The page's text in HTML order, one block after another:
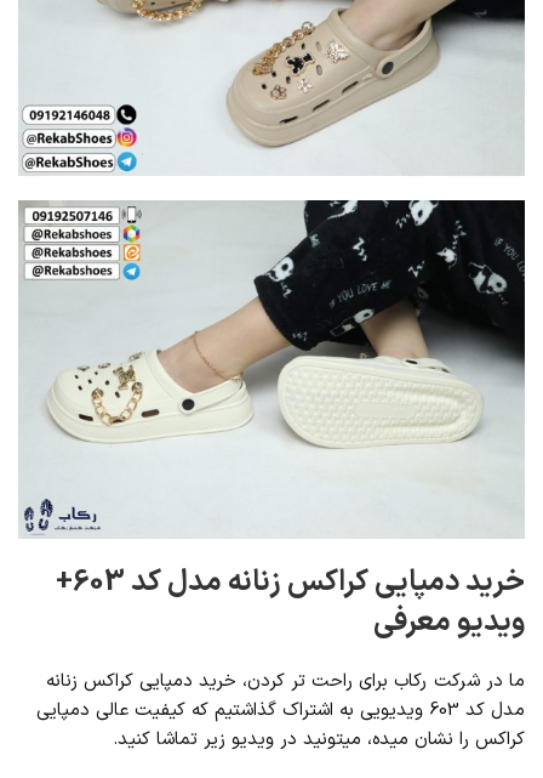
خرید دمپایی کراکس زنانه مدل کد 603+
ویدیو معرفی
ما در شرکت رکاب برای راحت تر کردن، خرید دمپایی کراکس زنانه
مدل کد 603 ویدیویی به اشتراک گذاشتیم که کیفیت عالی دمپایی
کراکس را نشان میده، میتونید در ویدیو زیر تماشا کنید.